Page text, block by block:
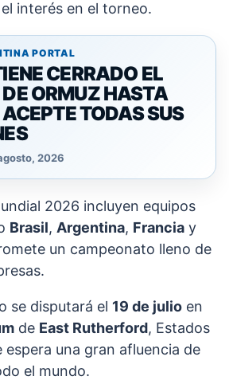
interés en el torneo.
PORTAL
CERRADO EL
ORMUZ HASTA
ACEPTE TODAS SUS
2026
2026 incluyen equipos
Brasil, Argentina, Francia y
un campeonato lleno de
se disputará el 19 de julio en
de East Rutherford, Estados
espera una gran afluencia de
el mundo.